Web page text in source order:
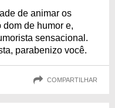
de animar os
dom de humor e,
sensacional.
parabenizo você.
COMPARTILHAR